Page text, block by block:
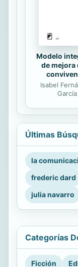
Modelo
de mejora
Isabel
García
Últimas
la
frederic dard
julia navarro
Categorías
Ficción